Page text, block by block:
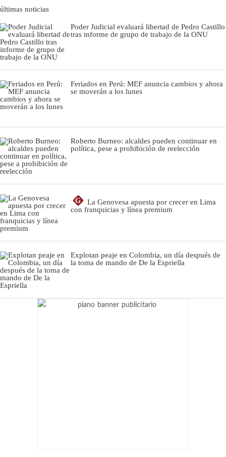
últimas noticias
Poder Judicial evaluará libertad de Pedro Castillo
tras informe de grupo de trabajo de la ONU
Feriados en Perú: MEF anuncia cambios y ahora
se moverán a los lunes
Roberto Burneo: alcaldes pueden continuar en
política, pese a prohibición de reelección
G
La Genovesa apuesta por crecer en Lima
con franquicias y línea premium
Explotan peaje en Colombia, un día después de
la toma de mando de De la Espriella